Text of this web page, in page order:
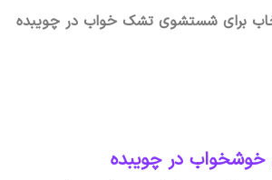
برای شستشوی تشک خواب در چویبده
در چویبده